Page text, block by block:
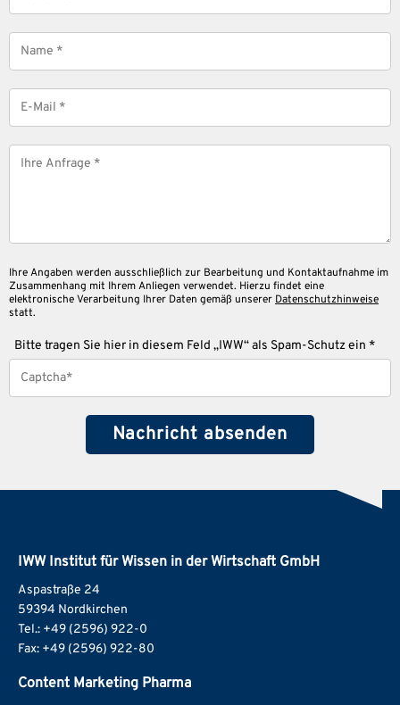
Mail
*
Ihre Angaben werden ausschließlich zur Bearbeitung und Kontaktaufnahme im
Zusammenhang mit Ihrem Anliegen verwendet. Hierzu findet eine
elektronische Verarbeitung Ihrer Daten gemäß unserer Datenschutzhinweise
statt.
Bitte tragen Sie hier in diesem Feld „IWW“ als Spam-Schutz ein *
IWW Institut für Wissen in der Wirtschaft GmbH
Aspastraße 24
59394 Nordkirchen
Tel.: +49 (2596) 922-0
Fax: +49 (2596) 922-80
Content Marketing Pharma